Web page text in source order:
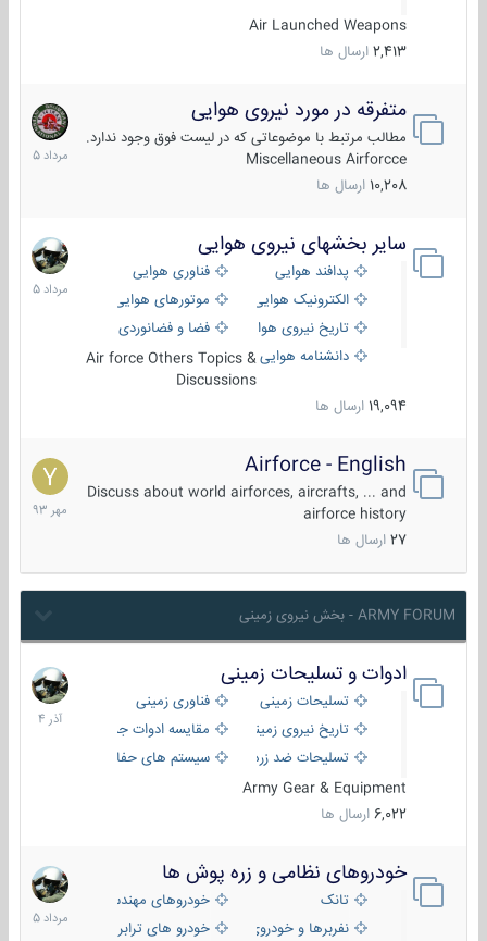
Air Launched Weapons
2,413 ارسال ها
متفرقه در مورد نیروی هوایی
مطالب مرتبط با موضوعاتی که در لیست فوق وجود ندارد.
Miscellaneous Airforcce
10,208 ارسال ها
7
مرداد
1405
سایر بخشهای نیروی هوایی
پدافند هوایی
فناوری هوایی
الکترونیک هوایی
موتورهای هوایی
تاریخ نیروی هوایی
فضا و فضانوردی
دانشنامه هواییAir force Others Topics &
Discussions
19,094 ارسال ها
2
مرداد
1405
Airforce - English
Discuss about world airforces, aircrafts, ... and
airforce history
27 ارسال ها
15
مهر
1393
ARMY FORUM - بخش نیروی زمینی
ادوات و تسلیحات زمینی
تسلیحات زمینی
فناوری زمینی
تاریخ نیروی زمینی
مقایسه ادوات جنگی
تسلیحات ضد زره
سیستم های حفاظت فعال
Army Gear & Equipment
6,022 ارسال ها
21
آذر
1404
خودروهای نظامی و زره پوش ها
تانک
خودروهای مهندسی
نفربرها و خودروی های رزمی پیاده نظام
خودرو های ترابری نظامی
2
مرداد
1405